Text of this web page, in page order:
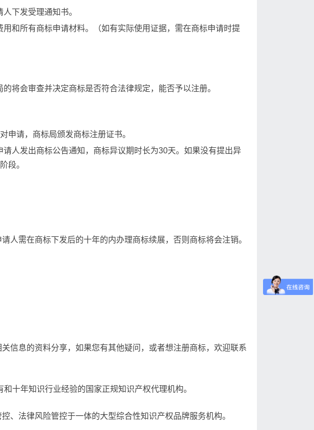
下发受理通知书。
和所有商标申请材料。（如有实际使用证据，需在商标申请时提
将会审查并决定商标是否符合法律规定，能否予以注册。
申请，商标局颁发商标注册证书。
人发出商标公告通知，商标异议期时长为30天。如果没有提出异
段。
人需在商标下发后的十年的内办理商标续展，否则商标将会注销。
信息的资料分享，如果您有其他疑问，或者想注册商标，欢迎联系
十年知识行业经验的国家正规知识产权代理机构。
、法律风险管控于一体的大型综合性知识产权品牌服务机构。